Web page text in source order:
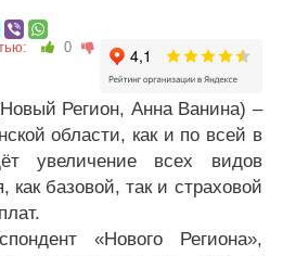
0
Регион, Анна Ванина) –
области, как и по всей в
увеличение всех видов
как базовой, так и страховой
«Нового Региона»,